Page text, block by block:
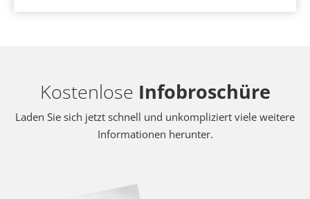
Kostenlose Infobroschüre
Laden Sie sich jetzt schnell und unkompliziert viele weitere
Informationen herunter.